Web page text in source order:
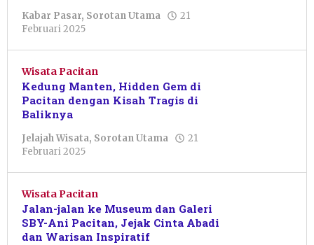
Kabar Pasar, Sorotan Utama
21
Februari 2025
Ayu
Razeka
Asmarasanti
Wisata Pacitan
Kedung Manten, Hidden Gem di
Pacitan dengan Kisah Tragis di
Baliknya
Jelajah Wisata, Sorotan Utama
21
Februari 2025
Septi
Avidza
Wisata Pacitan
Jalan-jalan ke Museum dan Galeri
SBY-Ani Pacitan, Jejak Cinta Abadi
dan Warisan Inspiratif